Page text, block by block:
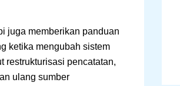
juga memberikan panduan
ketika mengubah sistem
restrukturisasi pencatatan,
ulang sumber